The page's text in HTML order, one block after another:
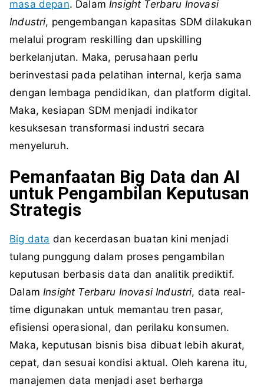
masa depan. Dalam Insight Terbaru Inovasi
Industri, pengembangan kapasitas SDM dilakukan
melalui program reskilling dan upskilling
berkelanjutan. Maka, perusahaan perlu
berinvestasi pada pelatihan internal, kerja sama
dengan lembaga pendidikan, dan platform digital.
Maka, kesiapan SDM menjadi indikator
kesuksesan transformasi industri secara
menyeluruh.
Pemanfaatan Big Data dan AI
untuk Pengambilan Keputusan
Strategis
Big data dan kecerdasan buatan kini menjadi
tulang punggung dalam proses pengambilan
keputusan berbasis data dan analitik prediktif.
Dalam Insight Terbaru Inovasi Industri, data real-
time digunakan untuk memantau tren pasar,
efisiensi operasional, dan perilaku konsumen.
Maka, keputusan bisnis bisa dibuat lebih akurat,
cepat, dan sesuai kondisi aktual. Oleh karena itu,
manajemen data menjadi aset berharga